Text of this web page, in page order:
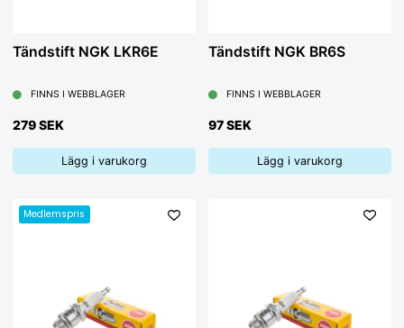
Tändstift NGK LKR6E
FINNS I WEBBLAGER
279 SEK
Lägg i varukorg
Tändstift NGK BR6S
FINNS I WEBBLAGER
97 SEK
Lägg i varukorg
Medlemspris